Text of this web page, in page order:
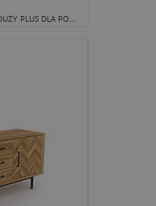
CAŁA ZABUDOWANA SZAFKA TO DUŻY PLUS DLA PORZĄDKU OPTYCZNEGO. SPORO MIEJSCA DO PRZECHOWYWANIA, WSZYSTKO UKRYTE, MOŻNA SKUPIĆ SIĘ NA DOBRYM FILMIE OGLĄDANYM NA TELEWIZORZE USTAWIONYM NA BLACIE.